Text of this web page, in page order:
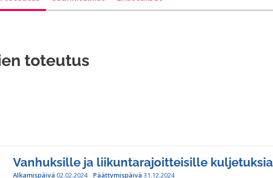
toteutus
Vanhuksille ja liikuntarajoitteisille kuljetuksia
Alkamispäivä 02.02.2024 Päättymispäivä 31.12.2024